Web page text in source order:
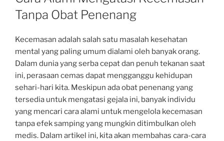
Tanpa Obat Penenang
Kecemasan adalah salah satu masalah kesehatan
mental yang paling umum dialami oleh banyak orang.
Dalam dunia yang serba cepat dan penuh tekanan saat
ini, perasaan cemas dapat mengganggu kehidupan
sehari-hari kita. Meskipun ada obat penenang yang
tersedia untuk mengatasi gejala ini, banyak individu
yang mencari cara alami untuk mengelola kecemasan
tanpa efek samping yang mungkin ditimbulkan oleh
medis. Dalam artikel ini, kita akan membahas cara-cara